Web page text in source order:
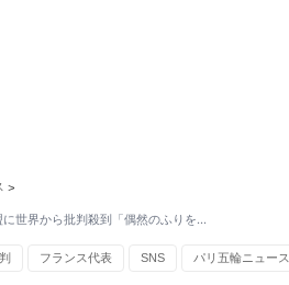
>
世界から批判殺到「偶然のふりを…
フランス代表 SNS パリ五輪ニュース